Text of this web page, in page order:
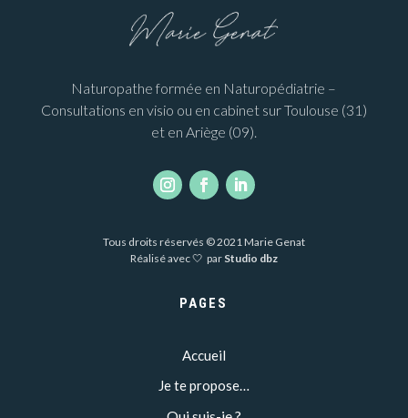
Naturopathe formée en Naturopédiatrie –
Consultations en visio ou en cabinet sur Toulouse (31)
et en Ariège (09).
Tous droits réservés © 2021 Marie Genat
Réalisé avec 🤍 par Studio dbz
PAGES
Accueil
Je te propose…